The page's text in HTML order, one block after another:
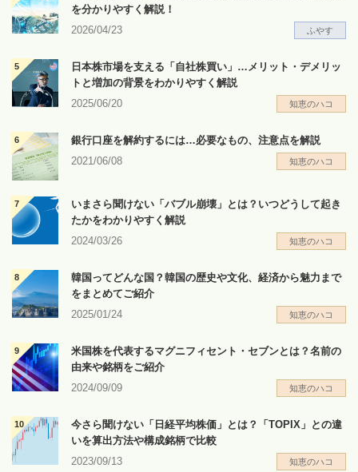
を分かりやすく解説！
2026/04/23
ふやす
日本株市場を支える「自社株買い」…メリット・デメリッ
トと増加の背景をわかりやすく解説
2025/06/20
知恵のハコ
銀行口座を解約するには…必要なもの、注意点を解説
2021/06/08
知恵のハコ
いまさら聞けない「バブル崩壊」とは？いつどうして起き
たかをわかりやすく解説
2024/03/26
知恵のハコ
韓国ってどんな国？韓国の歴史や文化、経済から魅力まで
をまとめてご紹介
2025/01/24
知恵のハコ
米国株を代表するマグニフィセント・セブンとは？名前の
由来や銘柄をご紹介
2024/09/09
知恵のハコ
今さら聞けない「日経平均株価」とは？「TOPIX」との違
いを算出方法や構成銘柄で比較
2023/09/13
知恵のハコ